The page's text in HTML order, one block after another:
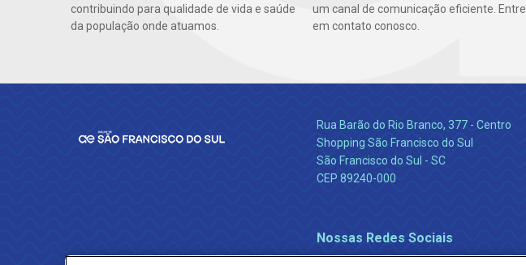
contribuindo para qualidade de vida e saúde
da população onde atuamos.
um canal de comunicação eficiente. Entre
em contato conosco.
Rua Barão do Rio Branco, 377 - Centro
Shopping São Francisco do Sul
São Francisco do Sul - SC
CEP 89240-000
Nossas Redes Sociais